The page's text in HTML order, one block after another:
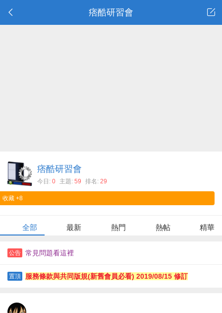
痞酷研習會
收藏 +8
痞酷研習會
今日: 0 主題: 59 排名: 29
全部 最新 熱門 熱帖 精華
公告 常見問題看這裡
置頂 服務條款與共同版規(新舊會員必看) 2019/08/15 修訂